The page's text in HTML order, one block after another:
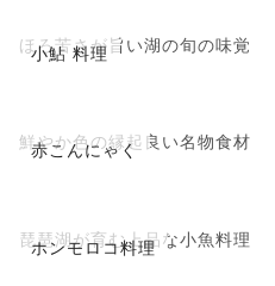
小鮎 料理
ほろ苦さが旨い湖の旬の味覚
赤こんにゃく
鮮やか色の縁起良い名物食材
ホンモロコ料理
琵琶湖が育む上品な小魚料理